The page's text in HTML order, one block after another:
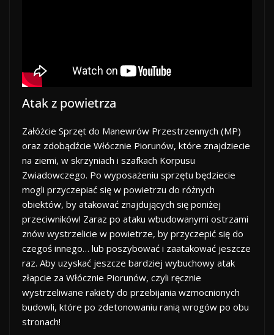
Atak z powietrza
Załóżcie Sprzęt do Manewrów Przestrzennych (MP)
oraz zdobądźcie Włócznie Piorunów, które znajdziecie
na ziemi, w skrzyniach i szafkach Korpusu
Zwiadowczego. Po wyposażeniu sprzętu będziecie
mogli przyczepiać się w powietrzu do różnych
obiektów, by atakować znajdujących się poniżej
przeciwników! Zaraz po ataku wbudowanymi ostrzami
znów wystrzelicie w powietrze, by przyczepić się do
czegoś innego… lub poszybować i zaatakować jeszcze
raz. Aby uzyskać jeszcze bardziej wybuchowy atak
złapcie za Włócznie Piorunów, czyli ręcznie
wystrzeliwane rakiety do przebijania wzmocnionych
budowli, które po zdetonowaniu ranią wrogów po obu
stronach!